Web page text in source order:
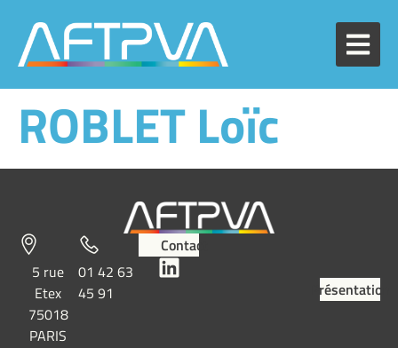
ROBLET Loïc
5 rue
Etex
75018
PARIS
01 42 63
45 91
Contact
Présentation